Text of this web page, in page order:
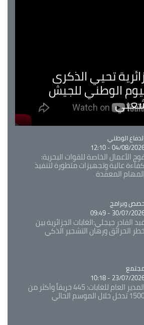
تحيي الذكرى
الوطني للجيش
الوطني
04/08/2026 -
الأعمال الخاصة للقوات البحرية:
عالية وتجهيزات متطورة لتنفيذ
المعقدة
وبرامج
30/07/2026 -
القادر جيجلي:الغابات الجزائرية بين
الحرائق ورهان التشجير الذكي
23/07/2026 -
المدير العام للغابات: 445 حريقاً وأكثر من
الموسم الحالي